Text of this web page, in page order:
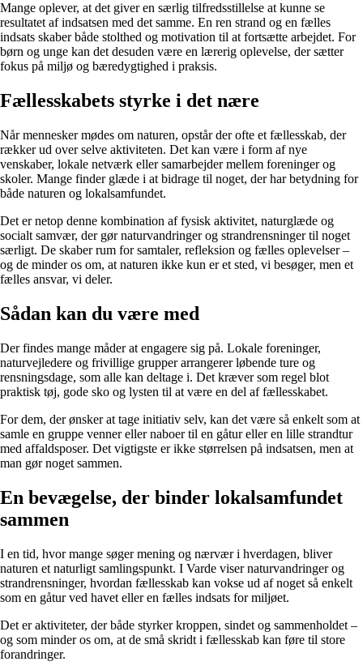
Mange oplever, at det giver en særlig tilfredsstillelse at kunne se
resultatet af indsatsen med det samme. En ren strand og en fælles
indsats skaber både stolthed og motivation til at fortsætte arbejdet. For
børn og unge kan det desuden være en lærerig oplevelse, der sætter
fokus på miljø og bæredygtighed i praksis.
Fællesskabets styrke i det nære
Når mennesker mødes om naturen, opstår der ofte et fællesskab, der
rækker ud over selve aktiviteten. Det kan være i form af nye
venskaber, lokale netværk eller samarbejder mellem foreninger og
skoler. Mange finder glæde i at bidrage til noget, der har betydning for
både naturen og lokalsamfundet.
Det er netop denne kombination af fysisk aktivitet, naturglæde og
socialt samvær, der gør naturvandringer og strandrensninger til noget
særligt. De skaber rum for samtaler, refleksion og fælles oplevelser –
og de minder os om, at naturen ikke kun er et sted, vi besøger, men et
fælles ansvar, vi deler.
Sådan kan du være med
Der findes mange måder at engagere sig på. Lokale foreninger,
naturvejledere og frivillige grupper arrangerer løbende ture og
rensningsdage, som alle kan deltage i. Det kræver som regel blot
praktisk tøj, gode sko og lysten til at være en del af fællesskabet.
For dem, der ønsker at tage initiativ selv, kan det være så enkelt som at
samle en gruppe venner eller naboer til en gåtur eller en lille strandtur
med affaldsposer. Det vigtigste er ikke størrelsen på indsatsen, men at
man gør noget sammen.
En bevægelse, der binder lokalsamfundet
sammen
I en tid, hvor mange søger mening og nærvær i hverdagen, bliver
naturen et naturligt samlingspunkt. I Varde viser naturvandringer og
strandrensninger, hvordan fællesskab kan vokse ud af noget så enkelt
som en gåtur ved havet eller en fælles indsats for miljøet.
Det er aktiviteter, der både styrker kroppen, sindet og sammenholdet –
og som minder os om, at de små skridt i fællesskab kan føre til store
forandringer.